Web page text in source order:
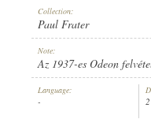
RECORD NUMBER:
Collection:
Paul Frater
Note:
Az 1937-es Odeon
Language:
-